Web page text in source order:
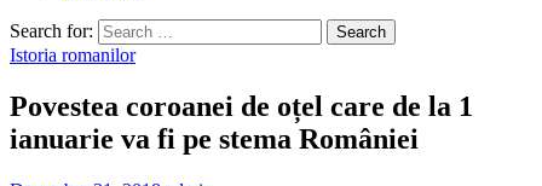
Search for:
Istoria romanilor
Povestea coroanei de oțel care de la 1
ianuarie va fi pe stema României